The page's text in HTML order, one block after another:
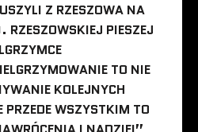
Z RZESZOWA NA
PIESZEJ
TO NIE
KOLEJNYCH
PRZEDE WSZYSTKIM TO